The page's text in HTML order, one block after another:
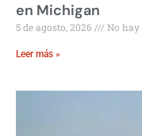
en Michigan
5 de agosto, 2026 No
Leer más »